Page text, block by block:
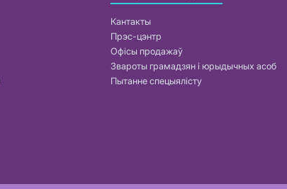
Кантакты
Прэс-цэнтр
Офісы продажаў
Звароты грамадзян і юрыдычных асоб
Пытанне спецыялісту